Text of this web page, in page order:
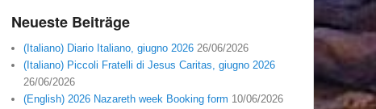
Neueste Beiträge
(Italiano) Diario Italiano, giugno 2026 26/06/2026
(Italiano) Piccoli Fratelli di Jesus Caritas, giugno 2026
26/06/2026
(English) 2026 Nazareth week Booking form 10/06/2026